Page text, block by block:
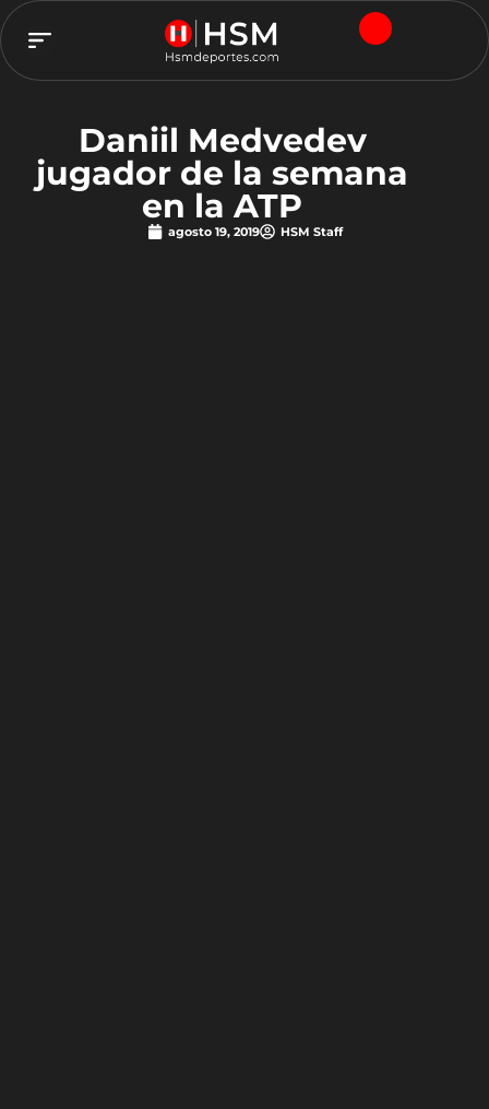
Daniil Medvedev
jugador de la semana
en la ATP
agosto 19, 2019 HSM Staff